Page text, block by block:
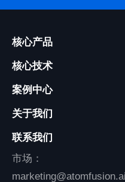
核心产品
核心技术
案例中心
关于我们
联系我们
市场：
marketing@atomfusion.ai